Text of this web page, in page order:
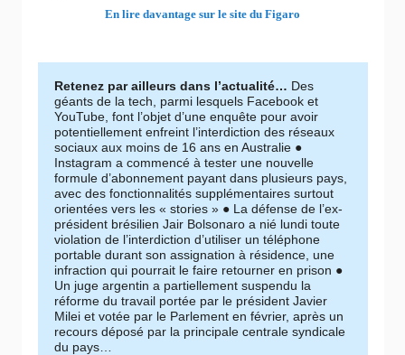
En lire davantage sur le site du Figaro
Retenez par ailleurs dans l’actualité… Des
géants de la tech, parmi lesquels Facebook et
YouTube, font l’objet d’une enquête pour avoir
potentiellement enfreint l’interdiction des réseaux
sociaux aux moins de 16 ans en Australie ●
Instagram a commencé à tester une nouvelle
formule d’abonnement payant dans plusieurs pays,
avec des fonctionnalités supplémentaires surtout
orientées vers les « stories » ● La défense de l’ex-
président brésilien Jair Bolsonaro a nié lundi toute
violation de l’interdiction d’utiliser un téléphone
portable durant son assignation à résidence, une
infraction qui pourrait le faire retourner en prison ●
Un juge argentin a partiellement suspendu la
réforme du travail portée par le président Javier
Milei et votée par le Parlement en février, après un
recours déposé par la principale centrale syndicale
du pays…